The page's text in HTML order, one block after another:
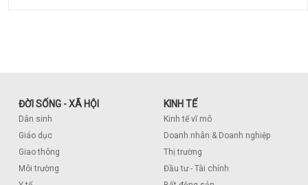
ĐỜI SỐNG - XÃ HỘI
Dân sinh
Giáo dục
Giao thông
Môi trường
KINH TẾ
Kinh tế vĩ mô
Doanh nhân & Doanh nghiệp
Thị trường
Đầu tư - Tài chính